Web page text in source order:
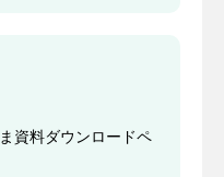
資料ダウンロードペ